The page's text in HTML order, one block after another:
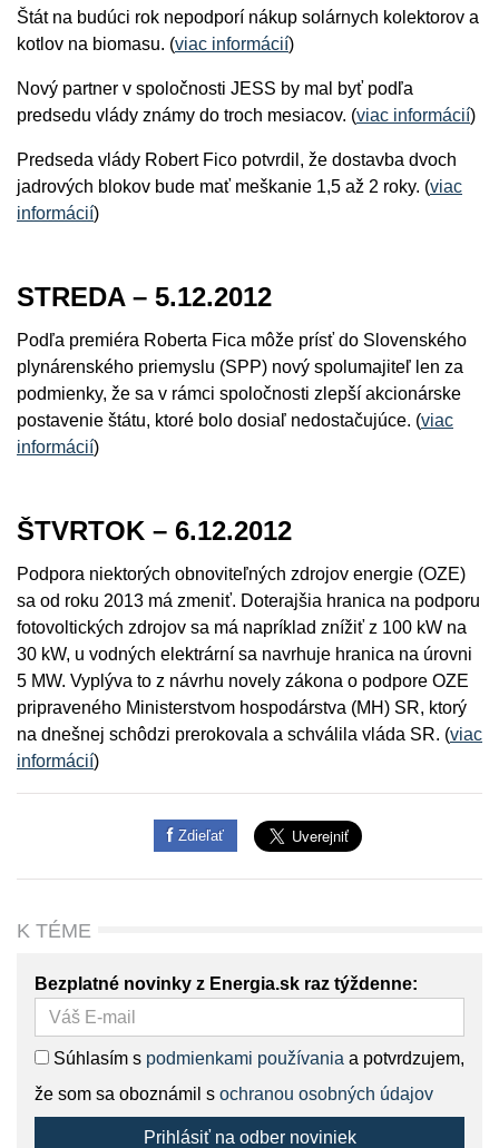
Štát na budúci rok nepodporí nákup solárnych kolektorov a
kotlov na biomasu. (viac informácií)
Nový partner v spoločnosti JESS by mal byť podľa
predsedu vlády známy do troch mesiacov. (viac informácií)
Predseda vlády Robert Fico potvrdil, že dostavba dvoch
jadrových blokov bude mať meškanie 1,5 až 2 roky. (viac
informácií)
STREDA – 5.12.2012
Podľa premiéra Roberta Fica môže prísť do Slovenského
plynárenského priemyslu (SPP) nový spolumajiteľ len za
podmienky, že sa v rámci spoločnosti zlepší akcionárske
postavenie štátu, ktoré bolo dosiaľ nedostačujúce. (viac
informácií)
ŠTVRTOK – 6.12.2012
Podpora niektorých obnoviteľných zdrojov energie (OZE)
sa od roku 2013 má zmeniť. Doterajšia hranica na podporu
fotovoltických zdrojov sa má napríklad znížiť z 100 kW na
30 kW, u vodných elektrární sa navrhuje hranica na úrovni
5 MW. Vyplýva to z návrhu novely zákona o podpore OZE
pripraveného Ministerstvom hospodárstva (MH) SR, ktorý
na dnešnej schôdzi prerokovala a schválila vláda SR. (viac
informácií)
Zdieľať
K TÉME
Bezplatné novinky z Energia.sk raz týždenne:
Súhlasím s podmienkami používania a potvrdzujem,
že som sa oboznámil s ochranou osobných údajov
Prihlásiť na odber noviniek